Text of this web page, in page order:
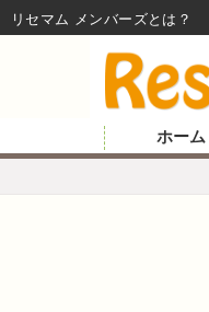
ホーム
リセマム メンバーズ